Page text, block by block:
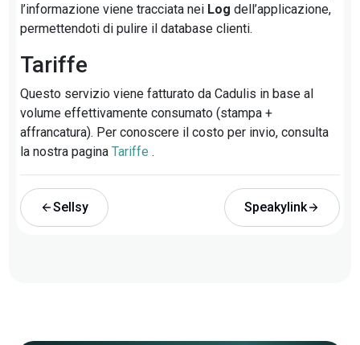
l’informazione viene tracciata nei Log dell’applicazione,
permettendoti di pulire il database clienti.
Tariffe
Questo servizio viene fatturato da Cadulis in base al
volume effettivamente consumato (stampa +
affrancatura). Per conoscere il costo per invio, consulta
la nostra paginaTariffe .
Sellsy Speakylink